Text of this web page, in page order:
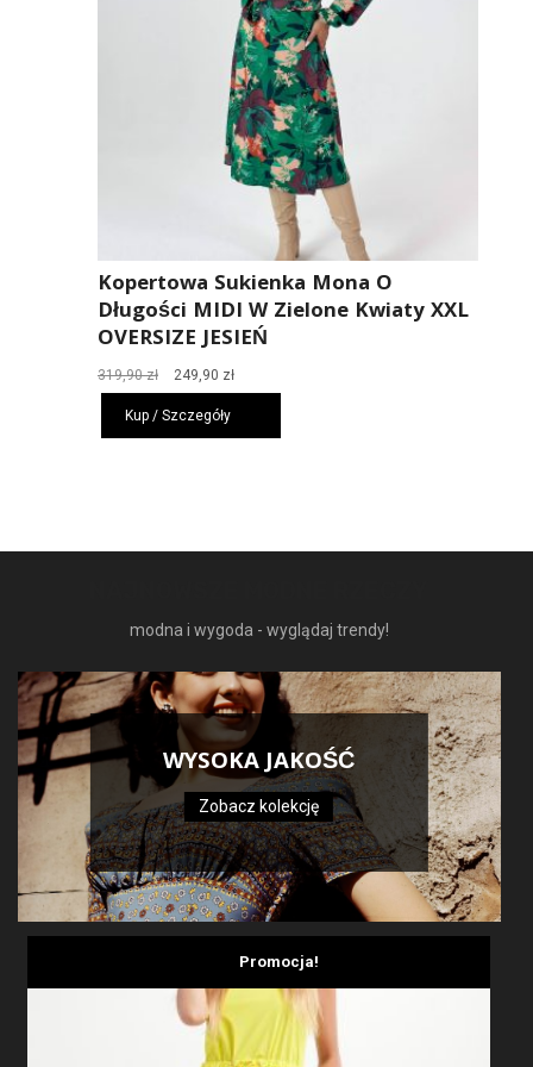
Kopertowa Sukienka Mona O
Długości MIDI W Zielone Kwiaty XXL
OVERSIZE JESIEŃ
319,90zł
Pierwotna
cena
wynosiła:
319,90 zł.
249,90 złAktualna
cena
249,90 zł.
Kup / Szczegóły
modna i wygoda - wyglądaj trendy!
WYSOKA JAKOŚĆ
Zobacz kolekcję
Promocja!